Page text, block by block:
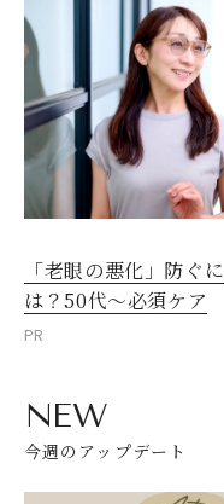
「老眼の悪化」防ぐに
は？50代～必須ケア
PR
NEW
今週のアップデート